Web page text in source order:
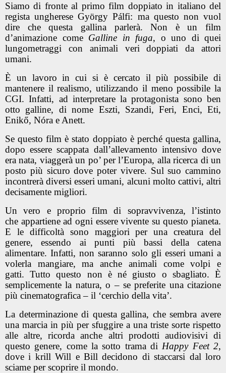
Siamo di fronte al primo film doppiato in italiano del
regista ungherese György Pálfi: ma questo non vuol
dire che questa gallina parlerà. Non è un film
d’animazione come Galline in fuga, o uno di quei
lungometraggi con animali veri doppiati da attori
umani.
È un lavoro in cui si è cercato il più possibile di
mantenere il realismo, utilizzando il meno possibile la
CGI. Infatti, ad interpretare la protagonista sono ben
otto galline, di nome Eszti, Szandi, Feri, Enci, Eti,
Enikő, Nóra e Anett.
Se questo film è stato doppiato è perché questa gallina,
dopo essere scappata dall’allevamento intensivo dove
era nata, viaggerà un po’ per l’Europa, alla ricerca di un
posto più sicuro dove poter vivere. Sul suo cammino
incontrerà diversi esseri umani, alcuni molto cattivi, altri
decisamente migliori.
Un vero e proprio film di sopravvivenza, l’istinto
che appartiene ad ogni essere vivente su questo pianeta.
E le difficoltà sono maggiori per una creatura del
genere, essendo ai punti più bassi della catena
alimentare. Infatti, non saranno solo gli esseri umani a
volerla mangiare, ma anche animali come volpi e
gatti. Tutto questo non è né giusto o sbagliato. È
semplicemente la natura, o – se preferite una citazione
più cinematografica – il ‘cerchio della vita’.
La determinazione di questa gallina, che sembra avere
una marcia in più per sfuggire a una triste sorte rispetto
alle altre, ricorda anche altri prodotti audiovisivi di
questo genere, come la sotto trama di Happy Feet 2,
dove i krill Will e Bill decidono di staccarsi dal loro
sciame per scoprire il mondo.